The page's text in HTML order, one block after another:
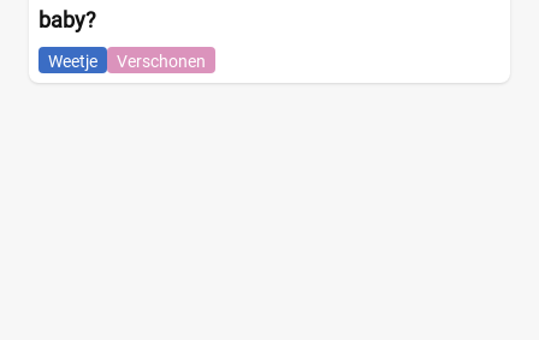
baby?
Weetje Verschonen